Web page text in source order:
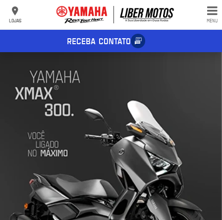
LOJAS MENU
RECEBA CONTATO